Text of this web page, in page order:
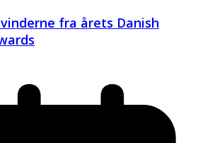
fra årets Danish